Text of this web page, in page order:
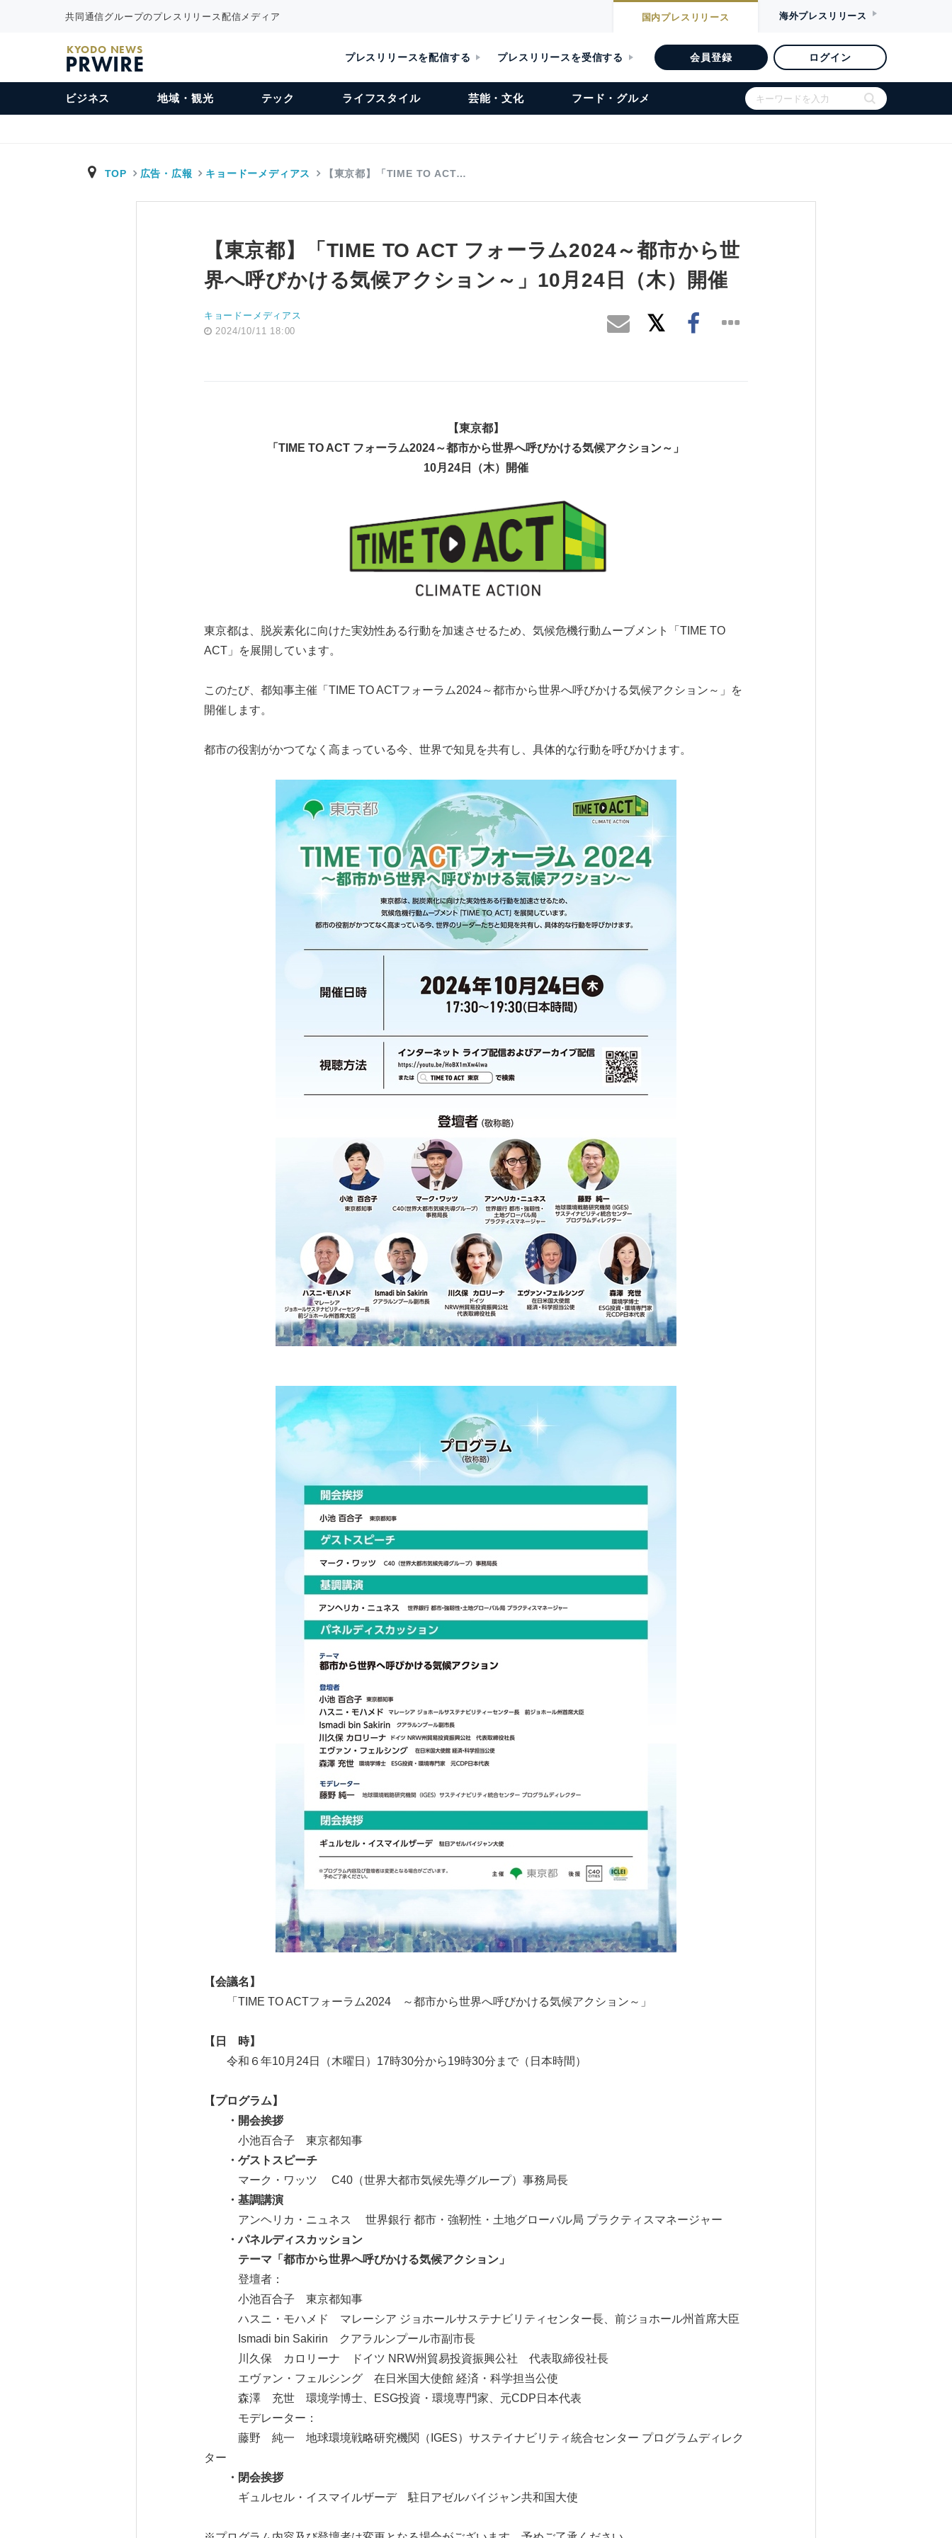
共同通信グループのプレスリリース配信メディア 国内プレスリリース 海外プレスリリース
KYODO NEWS
PRWIRE プレスリリースを配信する プレスリリースを受信する 会員登録 ログイン
ビジネス 地域・観光 テック ライフスタイル 芸能・文化 フード・グルメ
TOP 広告・広報 キョードーメディアス 【東京都】「TIME TO ACT…
【東京都】「TIME TO ACT フォーラム2024～都市から世
界へ呼びかける気候アクション～」10月24日（木）開催
キョードーメディアス
2024/10/11 18:00
【東京都】
「TIME TO ACT フォーラム2024～都市から世界へ呼びかける気候アクション～ 」
10月 24日（木）開催
東京都は、脱炭素化に向けた実効性ある行動を加速させるため、気候危機行動ムーブメント「TIME TO
ACT」を展開しています。
このたび、都知事主催「TIME TO ACTフォーラム2024～都市から世界へ呼びかける気候アクション～」を
開催します。
都市の役割がかつてなく高まっている今、世界で知見を共有し、具体的な行動を呼びかけます。
【会議名】
「TIME TO ACTフォーラム2024 ～都市から世界へ呼びかける気候アクション～」
【日 時】
令和６年10月24日（木曜日）17時30分から19時30分まで（日本時間）
【プログラム】
・開会挨拶
小池百合子 東京都知事
・ゲストスピーチ
マーク・ワッツ C40（世界大都市気候先導グループ）事務局長
・基調講演
アンヘリカ・ニュネス 世界銀行 都市・強靭性・土地グローバル局 プラクティスマネージャー
・パネルディスカッション
テーマ「都市から世界へ呼びかける気候アクション」
登壇者：
小池百合子 東京都知事
ハスニ・モハメド マレーシア ジョホールサステナビリティセンター長、前ジョホール州首席大臣
Ismadi bin Sakirin クアラルンプール市副市長
川久保 カロリーナ ドイツ NRW州貿易投資振興公社 代表取締役社長
エヴァン・フェルシング 在日米国大使館 経済・科学担当公使
森澤 充世 環境学博士、ESG投資・環境専門家、元CDP日本代表
モデレーター：
藤野 純一 地球環境戦略研究機関（IGES）サステイナビリティ統合センター プログラムディレク
ター
・閉会挨拶
ギュルセル・イスマイルザーデ 駐日アゼルバイジャン共和国大使
Japanese
English